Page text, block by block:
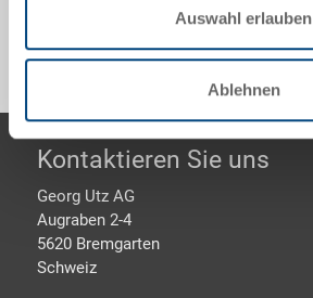
Auswahl erlauben
Ablehnen
Footer
Kontaktieren Sie uns
Georg Utz AG
Augraben 2-4
5620 Bremgarten
Schweiz